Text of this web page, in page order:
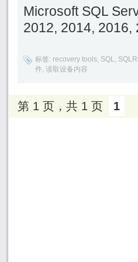
Microsoft SQL
2012, 2014, 2016,
标签: recovery tools, SQL,
件, 读取设备内容
第 1 页，共 1 页 1